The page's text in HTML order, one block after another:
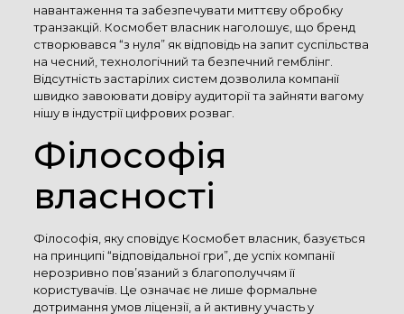
навантаження та забезпечувати миттєву обробку
транзакцій. Космобет власник наголошує, що бренд
створювався “з нуля” як відповідь на запит суспільства
на чесний, технологічний та безпечний гемблінг.
Відсутність застарілих систем дозволила компанії
швидко завоювати довіру аудиторії та зайняти вагому
нішу в індустрії цифрових розваг.
Філософія
власності
Філософія, яку сповідує Космобет власник, базується
на принципі “відповідальної гри”, де успіх компанії
нерозривно пов’язаний з благополуччям її
користувачів. Це означає не лише формальне
дотримання умов ліцензії, а й активну участь у